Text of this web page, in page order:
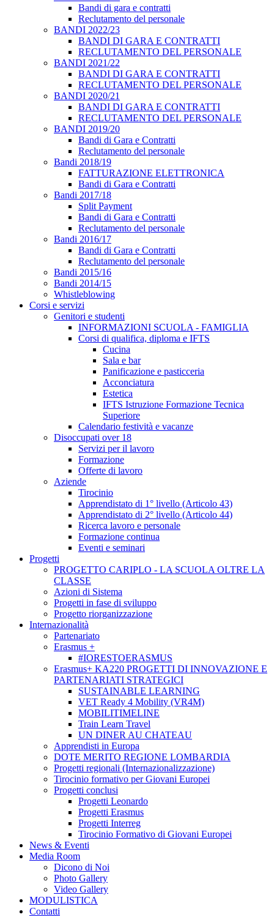
Bandi di gara e contratti
Reclutamento del personale
BANDI 2022/23
BANDI DI GARA E CONTRATTI
RECLUTAMENTO DEL PERSONALE
BANDI 2021/22
BANDI DI GARA E CONTRATTI
RECLUTAMENTO DEL PERSONALE
BANDI 2020/21
BANDI DI GARA E CONTRATTI
RECLUTAMENTO DEL PERSONALE
BANDI 2019/20
Bandi di Gara e Contratti
Reclutamento del personale
Bandi 2018/19
FATTURAZIONE ELETTRONICA
Bandi di Gara e Contratti
Bandi 2017/18
Split Payment
Bandi di Gara e Contratti
Reclutamento del personale
Bandi 2016/17
Bandi di Gara e Contratti
Reclutamento del personale
Bandi 2015/16
Bandi 2014/15
Whistleblowing
Corsi e servizi
Genitori e studenti
INFORMAZIONI SCUOLA - FAMIGLIA
Corsi di qualifica, diploma e IFTS
Cucina
Sala e bar
Panificazione e pasticceria
Acconciatura
Estetica
IFTS Istruzione Formazione Tecnica
Superiore
Calendario festività e vacanze
Disoccupati over 18
Servizi per il lavoro
Formazione
Offerte di lavoro
Aziende
Tirocinio
Apprendistato di 1° livello (Articolo 43)
Apprendistato di 2° livello (Articolo 44)
Ricerca lavoro e personale
Formazione continua
Eventi e seminari
Progetti
PROGETTO CARIPLO - LA SCUOLA OLTRE LA
CLASSE
Azioni di Sistema
Progetti in fase di sviluppo
Progetto riorganizzazione
Internazionalità
Partenariato
Erasmus +
#IORESTOERASMUS
Erasmus+ KA220 PROGETTI DI INNOVAZIONE E
PARTENARIATI STRATEGICI
SUSTAINABLE LEARNING
VET Ready 4 Mobility (VR4M)
MOBILITIMELINE
Train Learn Travel
UN DINER AU CHATEAU
Apprendisti in Europa
DOTE MERITO REGIONE LOMBARDIA
Progetti regionali (Internazionalizzazione)
Tirocinio formativo per Giovani Europei
Progetti conclusi
Progetti Leonardo
Progetti Erasmus
Progetti Interreg
Tirocinio Formativo di Giovani Europei
News & Eventi
Media Room
Dicono di Noi
Photo Gallery
Video Gallery
MODULISTICA
Contatti